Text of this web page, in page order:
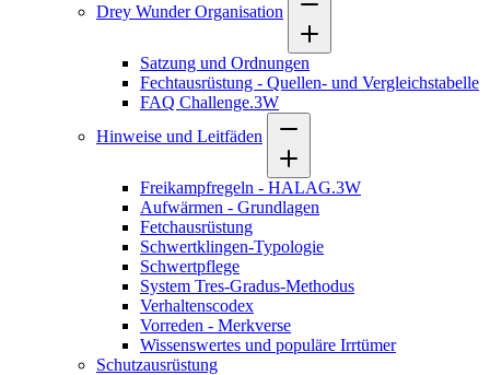
Drey Wunder Organisation
Satzung und Ordnungen
Fechtausrüstung - Quellen- und Vergleichstabelle
FAQ Challenge.3W
Hinweise und Leitfäden
Freikampfregeln - HALAG.3W
Aufwärmen - Grundlagen
Fetchausrüstung
Schwertklingen-Typologie
Schwertpflege
System Tres-Gradus-Methodus
Verhaltenscodex
Vorreden - Merkverse
Wissenswertes und populäre Irrtümer
Schutzausrüstung